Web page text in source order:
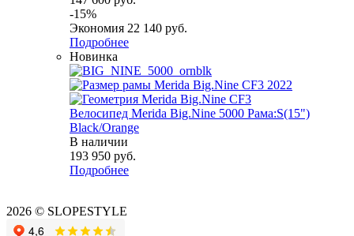
-15%
Экономия 22 140 руб.
Подробнее
Новинка
Велосипед Merida Big.Nine 5000 Рама:S(15")
Black/Orange
В наличии
193 950 руб.
Подробнее
2026 © SLOPESTYLE